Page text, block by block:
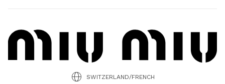
SWITZERLAND/FRENCH